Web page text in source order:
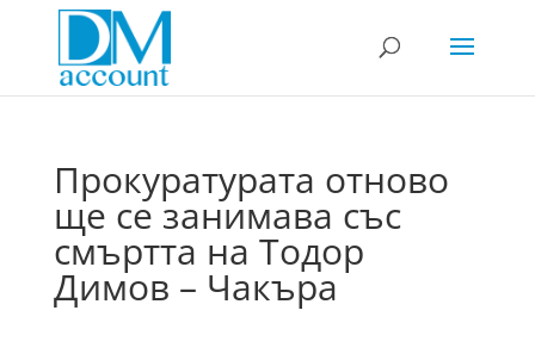
Прокуратурата отново
ще се занимава със
смъртта на Тодор
Димов – Чакъра